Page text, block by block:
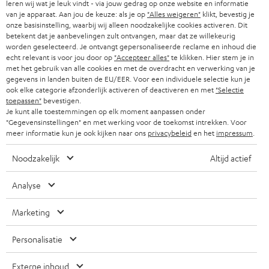
b
r
i
e
f
BLUETOOTH
KOPTELEFOONS
BLUETOOTH KOPTELEFOONS
COMPLETE SETS
SPEAKERS
ULTIMA
IN-EAR
FANSHOP
NIEUWKOMERS
B2B
PARTNERPROGRAMMA
BLOG
NEWSLETTER
STORES
TEUFEL VOORDELEN
TEUFEL STORY
MANAGEMENT
DUURZAAMHEID
NORMEN EN WAARDES
ZWITSERLAND
NEDERLAND
BELGIË
FRANKRIJK
POLEN
SPANJE
USA
accessoires zijn niet bij de levering inbegrepen. Eventuele
leren wij wat je leuk vindt - via jouw gedrag op onze website en informatie
van je apparaat. Aan jou de keuze: als je op "Alles weigeren" klikt, bevestig je
onze basisinstelling, waarbij wij alleen noodzakelijke cookies activeren. Dit
betekent dat je aanbevelingen zult ontvangen, maar dat ze willekeurig
worden geselecteerd. Je ontvangt gepersonaliseerde reclame en inhoud die
echt relevant is voor jou door op "Accepteer alles"te klikken. Hier stem je in
met het gebruik van alle cookies en met de overdracht en verwerking van je
gegevens in landen buiten de EU/EER. Voor een individuele selectie kun je
ook elke categorie afzonderlijk activeren of deactiveren en met "Selectie
toepassen" bevestigen.
Je kunt alle toestemmingen op elk moment aanpassen onder
"Gegevensinstellingen" en met werking voor de toekomst intrekken. Voor
meer informatie kun je ook kijken naar ons privacybeleiden het impressum
Noodzakelijk Altijd actief
Analyse
Marketing
Personalisatie
Externe inhoud